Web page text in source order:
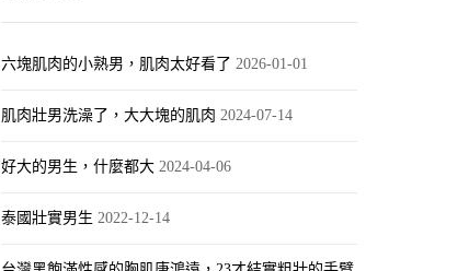
六塊肌肉的小熟男，肌肉太好看了 2026-01-01
肌肉壯男洗澡了，大大塊的肌肉 2024-07-14
好大的男生，什麼都大 2024-04-06
泰國壯實男生 2022-12-14